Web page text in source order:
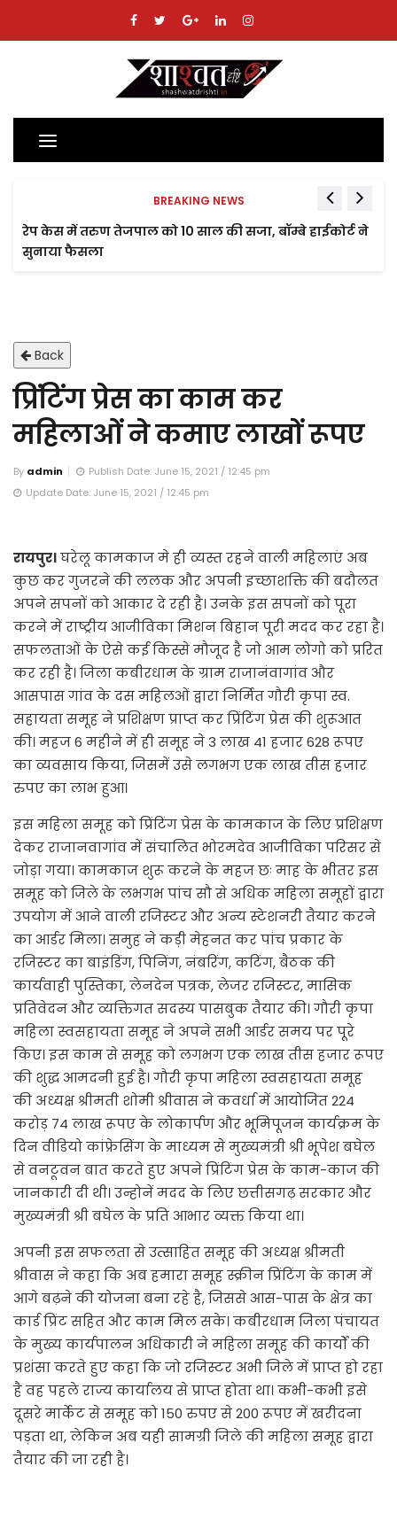
Toggle
navigation
BREAKING NEWS
रेप केस में तरुण तेजपाल को 10 साल की सजा, बॉम्बे हाईकोर्ट ने
सुनाया फैसला
Back
प्रिंटिंग प्रेस का काम कर
महिलाओं ने कमाए लाखों रूपए
By admin
Publish Date: June 15, 2021 / 12:45 pm
Update Date: June 15, 2021 / 12:45 pm
रायपुर।घरेलू कामकाज मे ही व्यस्त रहने वाली महिलाएं अब
कुछ कर गुजरने की ललक और अपनी इच्छाशक्ति की बदौलत
अपने सपनों को आकार दे रही है। उनके इस सपनों को पूरा
करने में राष्ट्रीय आजीविका मिशन बिहान पूरी मदद कर रहा है।
सफलताओं के ऐसे कई किस्से मौजूद है जो आम लोगो को प्ररित
कर रही है। जिला कबीरधाम के ग्राम राजानंवागांव और
आसपास गांव के दस महिलओं द्वारा निर्मित गौरी कृपा स्व.
सहायता समूह ने प्रशिक्षण प्राप्त कर प्रिंटिंग प्रेस की शुरूआत
की। महज 6 महीने में ही समूह ने 3 लाख 41 हजार 628 रूपए
का व्यवसाय किया, जिसमें उसे लगभग एक लाख तीस हजार
रुपए का लाभ हुआ।
इस महिला समूह को प्रिंटिंग प्रेस के कामकाज के लिए प्रशिक्षण
देकर राजानवागांव में संचालित भोरमदेव आजीविका परिसर से
जोड़ा गया। कामकाज शुरू करने के महज छः माह के भीतर इस
समूह को जिले के लभगभ पांच सौ से अधिक महिला समूहों द्वारा
उपयोग में आने वाली रजिस्टर और अन्य स्टेशनरी तैयार करने
का आर्डर मिला। समुह ने कड़ी मेहनत कर पांच प्रकार के
रजिस्टर का बाइंडिंग, पिनिंग, नंबरिंग, कटिंग, बैठक की
कार्यवाही पुस्तिका, लेनदेन पत्रक, लेजर रजिस्टर, मासिक
प्रतिवेदन और व्यक्तिगत सदस्य पासबुक तैयार की। गौरी कृपा
महिला स्वसहायता समूह ने अपने सभी आर्डर समय पर पूरे
किए। इस काम से समूह को लगभग एक लाख तीस हजार रूपए
की शुद्ध आमदनी हुई है। गौरी कृपा महिला स्वसहायता समूह
की अध्यक्ष श्रीमती शोमी श्रीवास ने कवर्धा में आयोजित 224
करोड़ 74 लाख रूपए के लोकार्पण और भूमिपूजन कार्यक्रम के
दिन वीडियो कांफ्रेसिंग के माध्यम से मुख्यमंत्री श्री भूपेश बघेल
से वनटूवन बात करते हुए अपने प्रिंटिंग प्रेस के काम-काज की
जानकारी दी थी। उन्होनें मदद के लिए छत्तीसगढ़ सरकार और
मुख्यमंत्री श्री बघेल के प्रति आभार व्यक्त किया था।
अपनी इस सफलता से उत्साहित समूह की अध्यक्ष श्रीमती
श्रीवास ने कहा कि अब हमारा समूह स्क्रीन प्रिंटिंग के काम में
आगे बढ़ने की योजना बना रहे है, जिससे आस-पास के क्षेत्र का
कार्ड प्रिंट सहित और काम मिल सके। कबीरधाम जिला पंचायत
के मुख्य कार्यपालन अधिकारी ने महिला समूह की कार्यों की
प्रशंसा करते हुए कहा कि जो रजिस्टर अभी जिले में प्राप्त हो रहा
है वह पहले राज्य कार्यालय से प्राप्त होता था। कभी-कभी इसे
दूसरे मार्केट से समूह को 150 रुपए से 200 रूपए में खरीदना
पड़ता था, लेकिन अब यही सामग्री जिले की महिला समूह द्वारा
तैयार की जा रही है।